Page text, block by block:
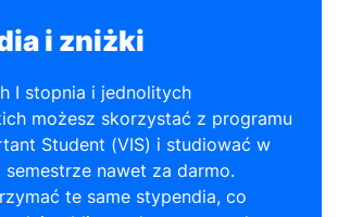
i zniżki
I stopnia i jednolitych
możesz skorzystać z programu
Student (VIS) i studiować w
semestrze nawet za darmo.
te same stypendia, co